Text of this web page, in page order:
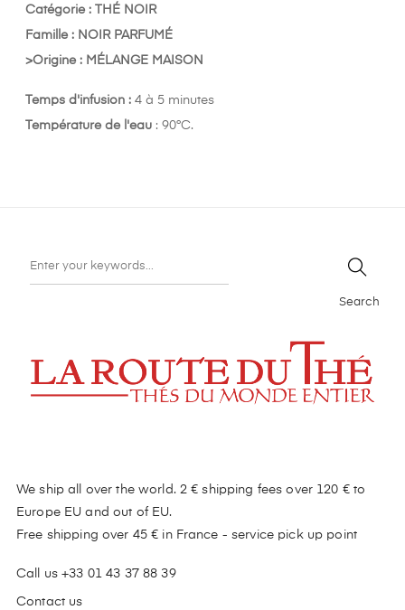
Catégorie : THÉ NOIR
Famille : NOIR PARFUMÉ
>Origine : MÉLANGE MAISON
Temps d'infusion : 4 à 5 minutes
Température de l'eau : 90°C.
Search
We ship all over the world. 2 € shipping fees over 120 € to
Europe EU and out of EU.
Free shipping over 45 € in France - service pick up point
Call us +33 01 43 37 88 39
Contact us